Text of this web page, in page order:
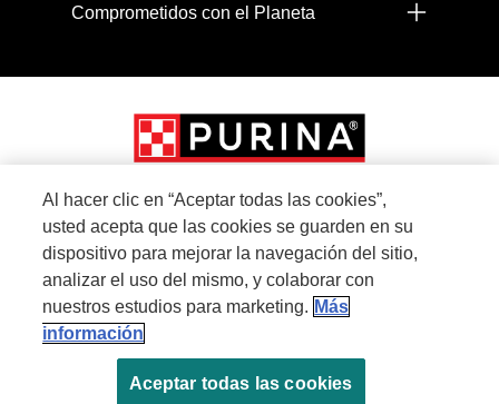
Comprometidos con el Planeta
Menu Footer Secundario Proplan
All Nestlé Purina trademarks owned by Société des Produits Nestlé S.A., Vevey,
Switzerland or are used with permission.
Políticas sobre cookies Términos de privacidad
Al hacer clic en “Aceptar todas las cookies”,
usted acepta que las cookies se guarden en su
dispositivo para mejorar la navegación del sitio,
analizar el uso del mismo, y colaborar con
nuestros estudios para marketing. Más
información
Aceptar todas las cookies